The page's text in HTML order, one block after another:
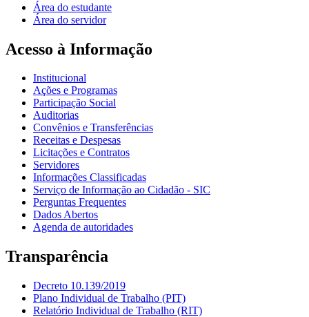
Área do estudante
Área do servidor
Acesso à Informação
Institucional
Ações e Programas
Participação Social
Auditorias
Convênios e Transferências
Receitas e Despesas
Licitações e Contratos
Servidores
Informações Classificadas
Serviço de Informação ao Cidadão - SIC
Perguntas Frequentes
Dados Abertos
Agenda de autoridades
Transparência
Decreto 10.139/2019
Plano Individual de Trabalho (PIT)
Relatório Individual de Trabalho (RIT)